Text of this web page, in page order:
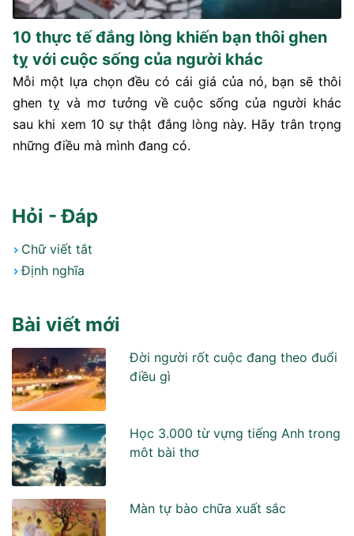
10 thực tế đắng lòng khiến bạn thôi ghen
tỵ với cuộc sống của người khác
Mỗi một lựa chọn đều có cái giá của nó, bạn sẽ thôi
ghen tỵ và mơ tưởng về cuộc sống của người khác
sau khi xem 10 sự thật đắng lòng này. Hãy trân trọng
những điều mà mình đang có.
Hỏi - Đáp
Chữ viết tắt
Định nghĩa
Bài viết mới
Đời người rốt cuộc đang theo đuổi
điều gì
Học 3.000 từ vựng tiếng Anh trong
môt bài thơ
Màn tự bào chữa xuất sắc